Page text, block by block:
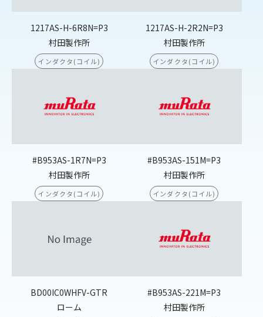
1217AS-H-6R8N=P3
村田製作所
インダクタ(コイル)
1217AS-H-2R2N=P3
村田製作所
インダクタ(コイル)
#B953AS-1R7N=P3
村田製作所
インダクタ(コイル)
#B953AS-151M=P3
村田製作所
インダクタ(コイル)
BD00IC0WHFV-GTR
ローム
#B953AS-221M=P3
村田製作所